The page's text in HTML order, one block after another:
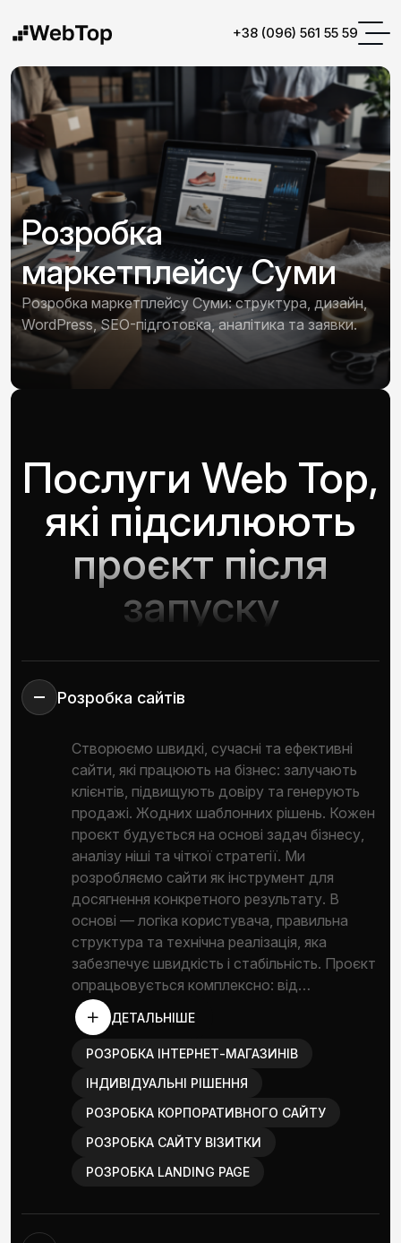
+38 (096) 561 55 59
Розробка
маркетплейсу Суми
Розробка маркетплейсу Суми: структура, дизайн,
WordPress, SEO-підготовка, аналітика та заявки.
Послуги Web Top,
які підсилюють
проєкт після
запуску
Розробка сайтів
Створюємо швидкі, сучасні та ефективні
сайти, які працюють на бізнес: залучають
клієнтів, підвищують довіру та генерують
продажі. Жодних шаблонних рішень. Кожен
проєкт будується на основі задач бізнесу,
аналізу ніші та чіткої стратегії. Ми
розробляємо сайти як інструмент для
досягнення конкретного результату. В
основі — логіка користувача, правильна
структура та технічна реалізація, яка
забезпечує швидкість і стабільність. Проєкт
опрацьовується комплексно: від…
ДЕТАЛЬНІШЕ
РОЗРОБКА ІНТЕРНЕТ-МАГАЗИНІВ
ІНДИВІДУАЛЬНІ РІШЕННЯ
РОЗРОБКА КОРПОРАТИВНОГО САЙТУ
РОЗРОБКА САЙТУ ВІЗИТКИ
РОЗРОБКА LANDING PAGE